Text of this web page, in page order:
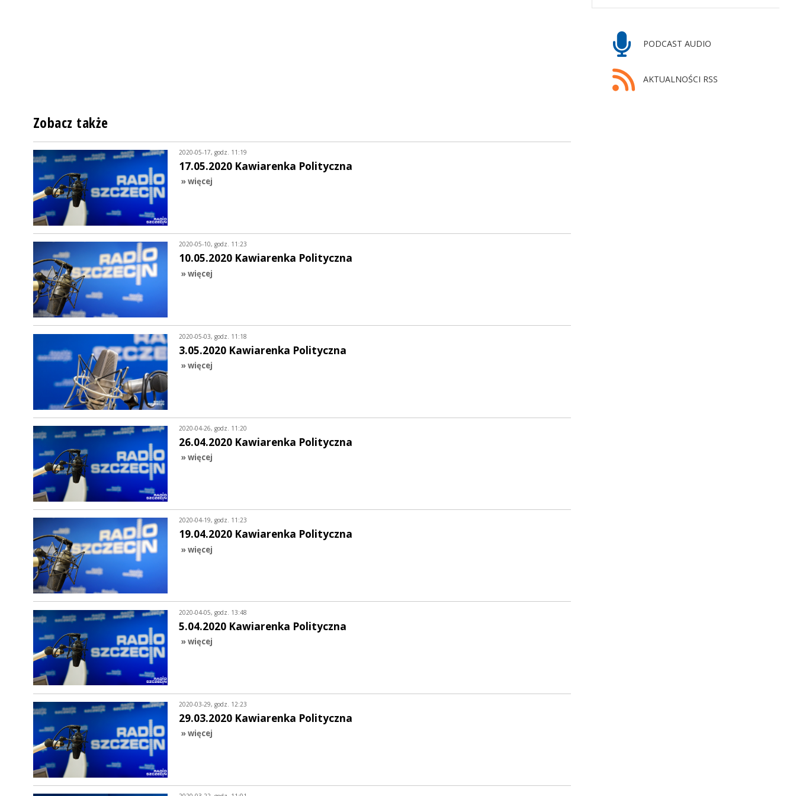
PODCAST AUDIO
AKTUALNOŚCI RSS
Zobacz także
2020-05-17, godz. 11:19
17.05.2020 Kawiarenka Polityczna
» więcej
2020-05-10, godz. 11:23
10.05.2020 Kawiarenka Polityczna
» więcej
2020-05-03, godz. 11:18
3.05.2020 Kawiarenka Polityczna
» więcej
2020-04-26, godz. 11:20
26.04.2020 Kawiarenka Polityczna
» więcej
2020-04-19, godz. 11:23
19.04.2020 Kawiarenka Polityczna
» więcej
2020-04-05, godz. 13:48
5.04.2020 Kawiarenka Polityczna
» więcej
2020-03-29, godz. 12:23
29.03.2020 Kawiarenka Polityczna
» więcej